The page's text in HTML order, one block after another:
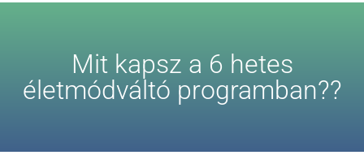
Mit kapsz a 6 hetes
életmódváltó programban??